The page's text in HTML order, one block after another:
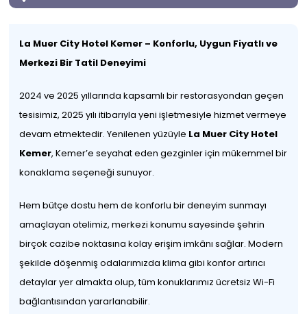
La Muer City Hotel Kemer – Konforlu, Uygun Fiyatlı ve
Merkezi Bir Tatil Deneyimi
2024 ve 2025 yıllarında kapsamlı bir restorasyondan geçen
tesisimiz, 2025 yılı itibarıyla yeni işletmesiyle hizmet vermeye
devam etmektedir. Yenilenen yüzüyle La Muer City Hotel
Kemer, Kemer’e seyahat eden gezginler için mükemmel bir
konaklama seçeneği sunuyor.
Hem bütçe dostu hem de konforlu bir deneyim sunmayı
amaçlayan otelimiz, merkezi konumu sayesinde şehrin
birçok cazibe noktasına kolay erişim imkânı sağlar. Modern
şekilde döşenmiş odalarımızda klima gibi konfor artırıcı
detaylar yer almakta olup, tüm konuklarımız ücretsiz Wi-Fi
bağlantısından yararlanabilir.